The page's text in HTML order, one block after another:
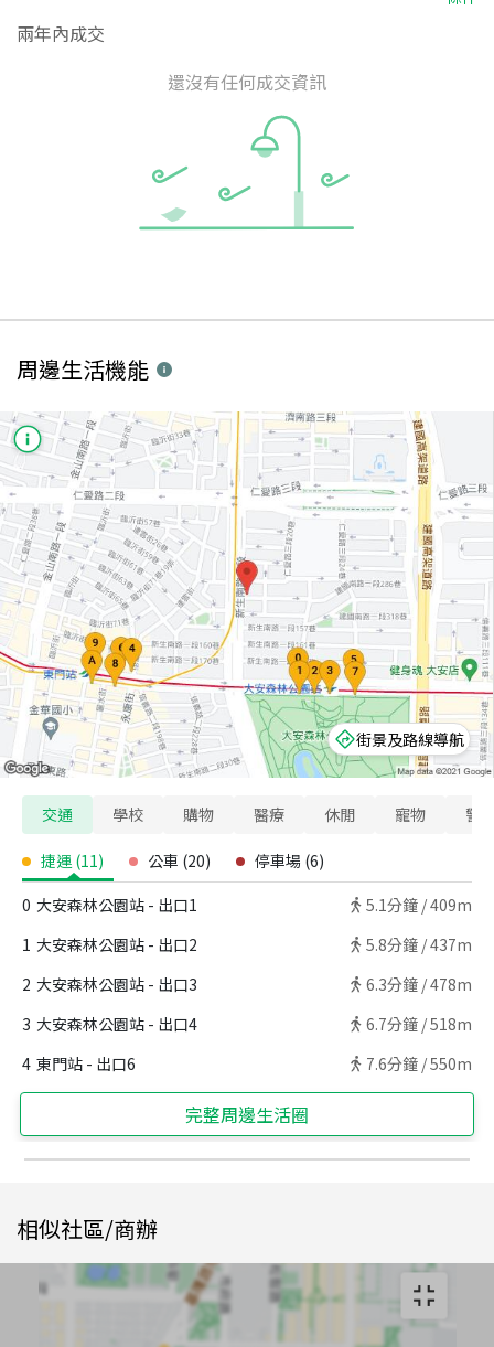
兩年內成交
還沒有任何成交資訊
周邊生活機能
街景及路線導航
交通 學校 購物 醫療 休閒 寵物 警
捷運 (11) 公車 (20) 停車場 (6)
0 大安森林公園站 - 出口1 5.1分鐘 /409m
1 大安森林公園站 - 出口2 5.8分鐘 /437m
2 大安森林公園站 - 出口3 6.3分鐘 /478m
3 大安森林公園站 - 出口4 6.7分鐘 /518m
4 東門站 - 出口6 7.6分鐘 /550m
完整周邊生活圈
相似社區/商辦